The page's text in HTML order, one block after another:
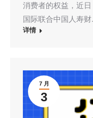
消费者的权益，近
国际联合中国人寿
详情
7 月
3